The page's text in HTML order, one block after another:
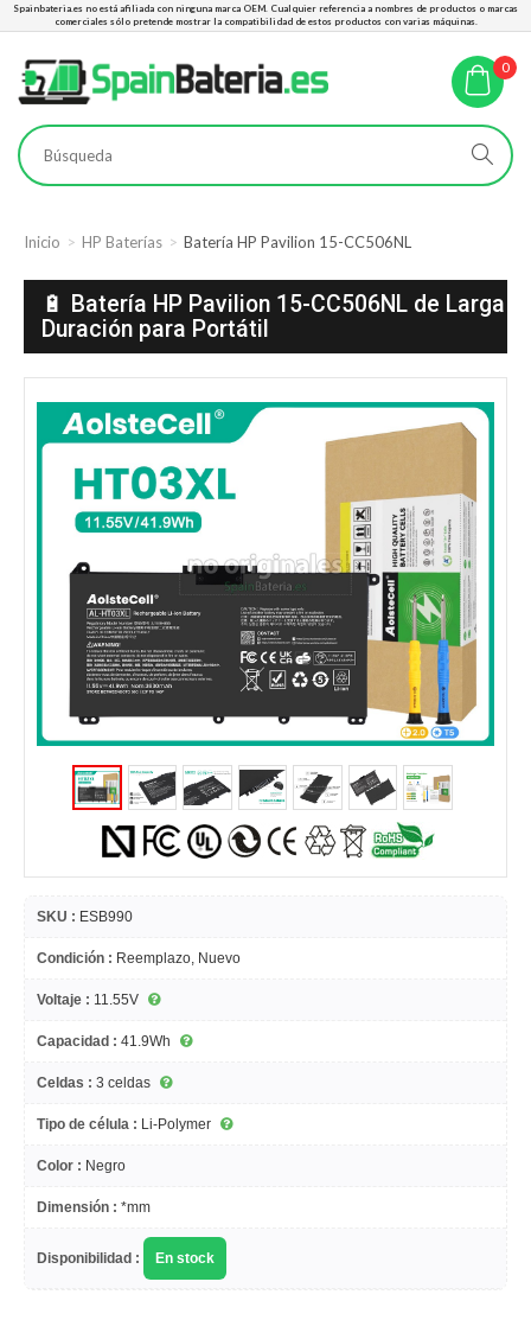
Spainbateria.es no está afiliada con ninguna marca OEM. Cualquier referencia a nombres de productos o marcas
comerciales sólo pretende mostrar la compatibilidad de estos productos con varias máquinas.
0
Inicio HP Baterías Batería HP Pavilion 15-CC506NL
🔋 Batería HP Pavilion 15-CC506NL de Larga
Duración para Portátil
SKU : ESB990
Condición : Reemplazo, Nuevo
Voltaje : 11.55V
Capacidad : 41.9Wh
Celdas : 3 celdas
Tipo de célula : Li-Polymer
Color : Negro
Dimensión : *mm
Disponibilidad : En stock